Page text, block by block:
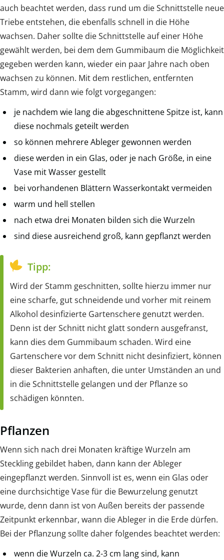
auch beachtet werden, dass rund um die Schnittstelle neue
Triebe entstehen, die ebenfalls schnell in die Höhe
wachsen. Daher sollte die Schnittstelle auf einer Höhe
gewählt werden, bei dem dem Gummibaum die Möglichkeit
gegeben werden kann, wieder ein paar Jahre nach oben
wachsen zu können. Mit dem restlichen, entfernten
Stamm, wird dann wie folgt vorgegangen:
je nachdem wie lang die abgeschnittene Spitze ist, kann
diese nochmals geteilt werden
so können mehrere Ableger gewonnen werden
diese werden in ein Glas, oder je nach Größe, in eine
Vase mit Wasser gestellt
bei vorhandenen Blättern Wasserkontakt vermeiden
warm und hell stellen
nach etwa drei Monaten bilden sich die Wurzeln
sind diese ausreichend groß, kann gepflanzt werden
Tipp:
Wird der Stamm geschnitten, sollte hierzu immer nur
eine scharfe, gut schneidende und vorher mit reinem
Alkohol desinfizierte Gartenschere genutzt werden.
Denn ist der Schnitt nicht glatt sondern ausgefranst,
kann dies dem Gummibaum schaden. Wird eine
Gartenschere vor dem Schnitt nicht desinfiziert, können
dieser Bakterien anhaften, die unter Umständen an und
in die Schnittstelle gelangen und der Pflanze so
schädigen könnten.
Pflanzen
Wenn sich nach drei Monaten kräftige Wurzeln am
Steckling gebildet haben, dann kann der Ableger
eingepflanzt werden. Sinnvoll ist es, wenn ein Glas oder
eine durchsichtige Vase für die Bewurzelung genutzt
wurde, denn dann ist von Außen bereits der passende
Zeitpunkt erkennbar, wann die Ableger in die Erde dürfen.
Bei der Pflanzung sollte daher folgendes beachtet werden:
wenn die Wurzeln ca. 2-3 cm lang sind, kann